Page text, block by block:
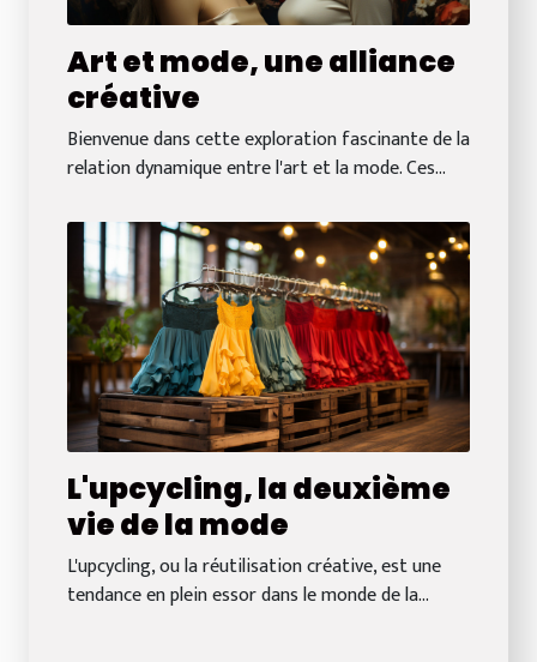
Art et mode, une alliance
créative
Bienvenue dans cette exploration fascinante de la
relation dynamique entre l'art et la mode. Ces...
L'upcycling, la deuxième
vie de la mode
L'upcycling, ou la réutilisation créative, est une
tendance en plein essor dans le monde de la...